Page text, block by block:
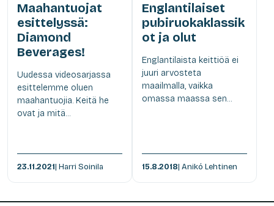
Maahantuojat
esittelyssä:
Diamond
Beverages!
Uudessa videosarjassa
esittelemme oluen
maahantuojia. Keitä he
ovat ja mitä...
23.11.2021| Harri Soinila
Englantilaiset
pubiruokaklassik
ot ja olut
Englantilaista keittiöä ei
juuri arvosteta
maailmalla, vaikka
omassa maassa sen...
15.8.2018| Anikó Lehtinen